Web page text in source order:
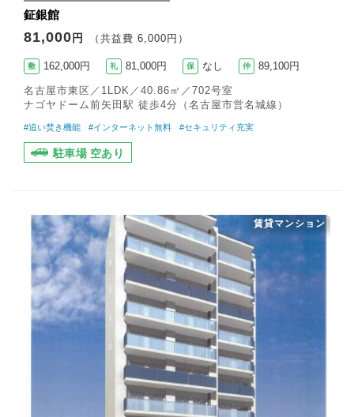
鉦銀館
81,000 円 （共益費 6,000円）
敷 162,000円 礼 81,000円 保 なし 仲 89,100円
名古屋市東区／1LDK／40.86㎡／702号室
ナゴヤドーム前矢田駅 徒歩4分（名古屋市営名城線）
#追い焚き機能 #インターネット無料 #セキュリティ充実
駐車場 空あり
賃貸マンション